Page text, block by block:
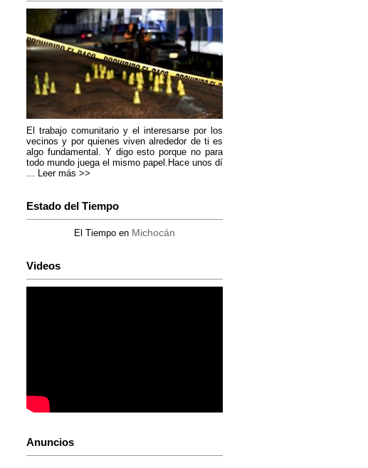
El trabajo comunitario y el interesarse por los
vecinos y por quienes viven alrededor de ti es
algo fundamental. Y digo esto porque no para
todo mundo juega el mismo papel.Hace unos dí
Leer más >>
Estado del Tiempo
El Tiempo en Michocán
Videos
Anuncios